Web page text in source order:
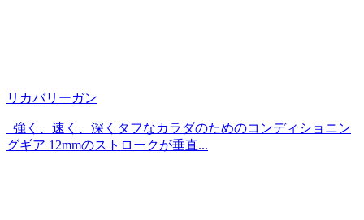
リカバリーガン
強く、速く、深くタフなカラダのためのコンディショニン
グギア 12mmのストロークが垂直...